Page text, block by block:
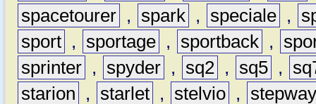
spacetourer , spark , speciale ,
sport , sportage , sportback ,
sprinter , spyder , sq2 , sq5 ,
starion
, starlet , stelvio ,